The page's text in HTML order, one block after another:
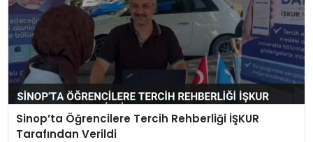
Sinop’ta Öğrencilere Tercih Rehberliği İŞKUR
Tarafından Verildi